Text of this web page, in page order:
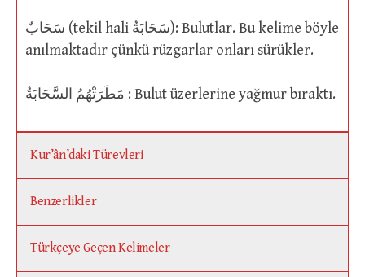
سَحَابٌ (tekil hali سَحَابَةٌ): Bulutlar. Bu kelime böyle
anılmaktadır çünkü rüzgarlar onları sürükler.
مَطَرَتْهُمُ السَّحَابَةُ : Bulut üzerlerine yağmur bıraktı.
Kur’ân’daki Türevleri
Benzerlikler
Türkçeye Geçen Kelimeler